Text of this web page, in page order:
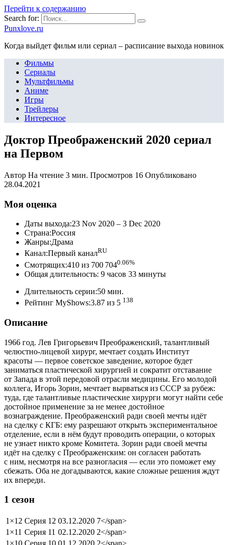
Перейти к содержанию
Search for:
Punxlove.ru
Когда выйдет фильм или сериал – расписание выхода новинок
Фильмы
Сериалы
Мультфильмы
Аниме
Игры
Трейлеры
Интересное
Доктор Преображенский 2020 сериал
на Первом
Автор На чтение 3 мин. Просмотров 16 Опубликовано
28.04.2021
Моя оценка
Даты выхода:23 Nov 2020 – 3 Dec 2020
Страна:Россия
Жанры:Драма
Канал:Первый каналRU
Смотрящих:410 из 700 7040.06%
Общая длительность: 9 часов 33 минуты
Длительность серии:50 мин.
Рейтинг MyShows:3.87 из 5 138
Описание
1966 год. Лев Григорьевич Преображенский, талантливый
челюстно-лицевой хирург, мечтает создать Институт
красоты — первое советское заведение, которое будет
заниматься пластической хирургией и сократит отставание
от Запада в этой передовой отрасли медицины. Его молодой
коллега, Игорь Зорин, мечтает вырваться из СССР за рубеж:
туда, где талантливые пластические хирурги могут найти себе
достойное применение за не менее достойное
вознаграждение. Преображенский ради своей мечты идёт
на сделку с КГБ: ему разрешают открыть экспериментальное
отделение, если в нём будут проводить операции, о которых
не узнает никто кроме Комитета. Зорин ради своей мечты
идёт на сделку с Преображенским: он согласен работать
с ним, несмотря на все разногласия — если это поможет ему
сбежать. Оба не догадываются, какие сложные решения ждут
их впереди.
1 сезон
1×12 Серия 12 03.12.2020 7</span>
1×11 Серия 11 02.12.2020 2</span>